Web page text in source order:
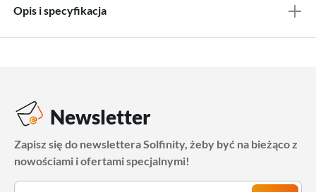
Opis i specyfikacja
Newsletter
Zapisz się do newslettera Solfinity, żeby być na bieżąco z
nowościami i ofertami specjalnymi!